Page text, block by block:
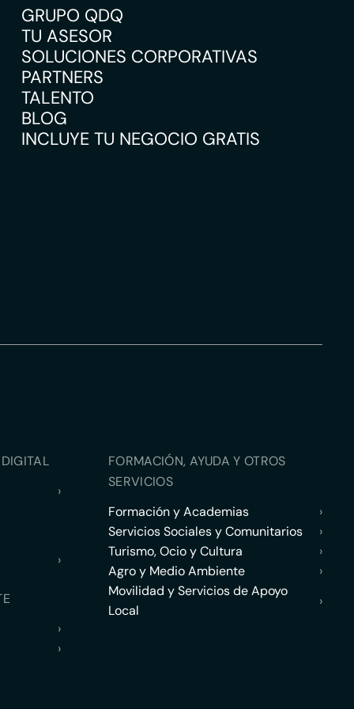
GRUPO QDQ
TU ASESOR
SOLUCIONES CORPORATIVAS
PARTNERS
TALENTO
BLOG
INCLUYE TU NEGOCIO GRATIS
›
›
›
›
FORMACIÓN, AYUDA Y OTROS
SERVICIOS
Formación y Academias
›
Servicios Sociales y Comunitarios
›
Turismo, Ocio y Cultura
›
Agro y Medio Ambiente
›
Movilidad y Servicios de Apoyo
Local
›